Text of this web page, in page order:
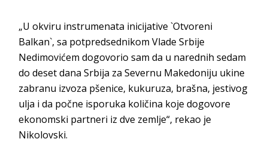
„U okviru instrumenata inicijative `Otvoreni
Balkan`, sa potpredsednikom Vlade Srbije
Nedimovićem dogovorio sam da u narednih sedam
do deset dana Srbija za Severnu Makedoniju ukine
zabranu izvoza pšenice, kukuruza, brašna, jestivog
ulja i da počne isporuka količina koje dogovore
ekonomski partneri iz dve zemlje“, rekao je
Nikolovski.